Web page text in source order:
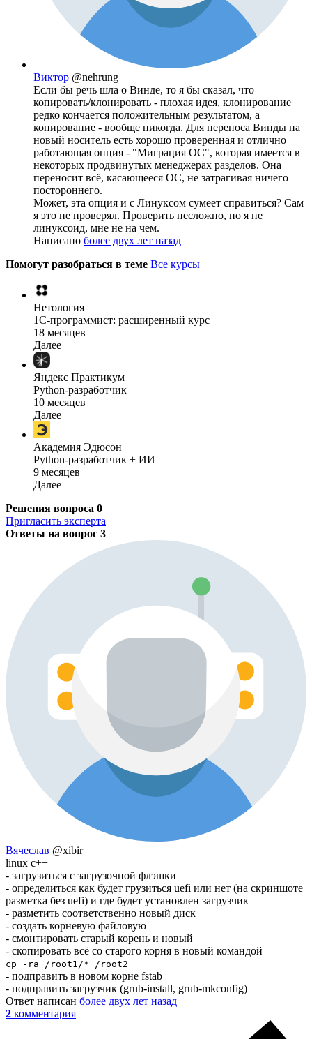
Виктор @nehrung
Если бы речь шла о Винде, то я бы сказал, что
копировать/клонировать - плохая идея, клонирование
редко кончается положительным результатом, а
копирование - вообще никогда. Для переноса Винды на
новый носитель есть хорошо проверенная и отлично
работающая опция - "Миграция ОС", которая имеется в
некоторых продвинутых менеджерах разделов. Она
переносит всё, касающееся ОС, не затрагивая ничего
постороннего.
Может, эта опция и с Линуксом сумеет справиться? Сам
я это не проверял. Проверить несложно, но я не
линуксоид, мне не на чем.
Написано более двух лет назад
Помогут разобраться в теме Все курсы
Нетология
1C-программист: расширенный курс
18 месяцев
Далее
Яндекс Практикум
Python-разработчик
10 месяцев
Далее
Академия Эдюсон
Python-разработчик + ИИ
9 месяцев
Далее
Решения вопроса 0
Пригласить эксперта
Ответы на вопрос 3
Вячеслав @xibir
linux c++
- загрузиться с загрузочной флэшки
- определиться как будет грузиться uefi или нет (на скриншоте
разметка без uefi) и где будет установлен загрузчик
- разметить соответственно новый диск
- создать корневую файловую
- смонтировать старый корень и новый
- скопировать всё со старого корня в новый командой
cp -ra /root1/* /root2
- подправить в новом корне fstab
- подправить загрузчик (grub-install, grub-mkconfig)
Ответ написан более двух лет назад
2 комментария